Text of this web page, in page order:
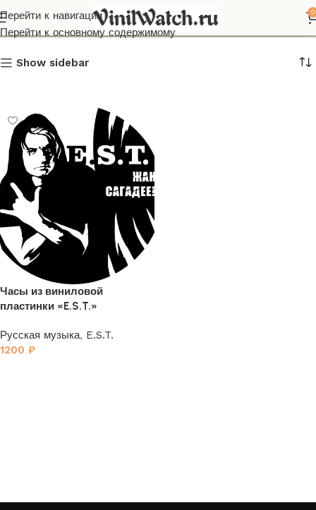
Перейти к навигации
Перейти к основному содержимому
0
Show sidebar
Часы из виниловой
пластинки «E.S.T.»
Русская музыка, E.S.T.
1200 ₽